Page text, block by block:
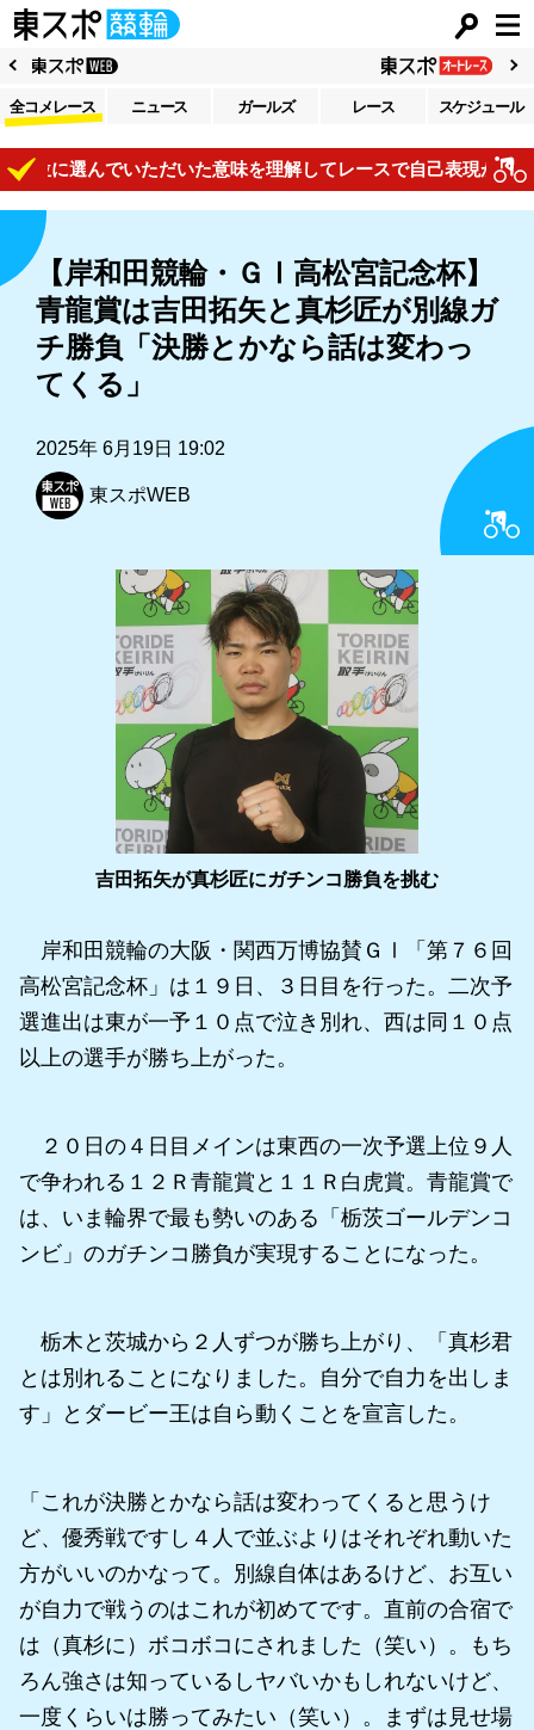
全コメレース ニュース ガールズ レース スケジュール
選んでいただいた意味を理解してレースで自己表現がしたい」
【岸和田競輪・ＧⅠ高松宮記念杯】
青龍賞は吉田拓矢と真杉匠が別線ガ
チ勝負「決勝とかなら話は変わっ
てくる」
2025年 6月19日 19:02
東スポWEB
吉田拓矢が真杉匠にガチンコ勝負を挑む
岸和田競輪の大阪・関西万博協賛ＧⅠ「第７６回
高松宮記念杯」は１９日、３日目を行った。二次予
選進出は東が一予１０点で泣き別れ、西は同１０点
以上の選手が勝ち上がった。
２０日の４日目メインは東西の一次予選上位９人
で争われる１２Ｒ青龍賞と１１Ｒ白虎賞。青龍賞で
は、いま輪界で最も勢いのある「栃茨ゴールデンコ
ンビ」のガチンコ勝負が実現することになった。
栃木と茨城から２人ずつが勝ち上がり、「真杉君
とは別れることになりました。自分で自力を出しま
す」とダービー王は自ら動くことを宣言した。
「これが決勝とかなら話は変わってくると思うけ
ど、優秀戦ですし４人で並ぶよりはそれぞれ動いた
方がいいのかなって。別線自体はあるけど、お互い
が自力で戦うのはこれが初めてです。直前の合宿で
は（真杉に）ボコボコにされました（笑い）。もち
ろん強さは知っているしヤバいかもしれないけど、
一度くらいは勝ってみたい（笑い）。まずは見せ場